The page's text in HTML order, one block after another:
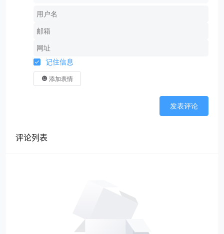
记住信息
添加表情
发表评论
评论列表